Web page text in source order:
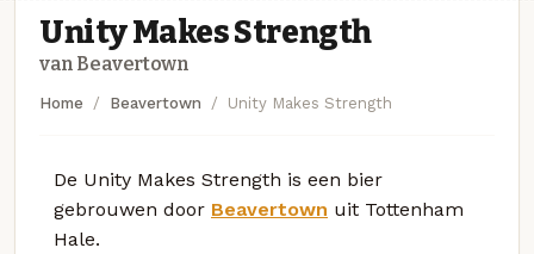
Unity Makes Strength
van Beavertown
Home Beavertown Unity Makes Strength
De Unity Makes Strength is een bier
gebrouwen door Beavertown uit Tottenham
Hale.